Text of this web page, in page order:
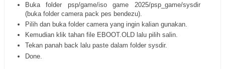
Buka folder psp/game/iso game 2025/psp_game/sysdir
(buka folder camera pack pes bendezu).
Pilih dan buka folder camera yang ingin kalian gunakan.
Kemudian klik tahan file EBOOT.OLD lalu pilih salin.
Tekan panah back lalu paste dalam folder sysdir.
Done.